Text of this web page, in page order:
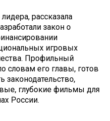
рассказала
закон о
игровых
Профильный
словам его главы, готов
законодательство,
глубокие фильмы для
России.